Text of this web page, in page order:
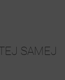
SAMEJ